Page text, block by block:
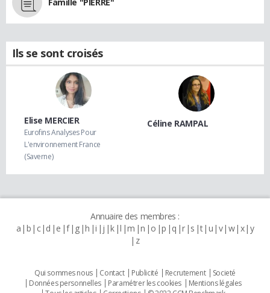
Ils se sont croisés
Elise MERCIER
Eurofins Analyses Pour
L'environnement France
(Saverne)
Céline RAMPAL
Annuaire des membres :
a b c d e f g h i j k l m n o p q r s t u v w x y
z
Qui sommes nous Contact Publicité Recrutement
Societé
Données personnelles
Paramétrer les cookies
Mentions légales